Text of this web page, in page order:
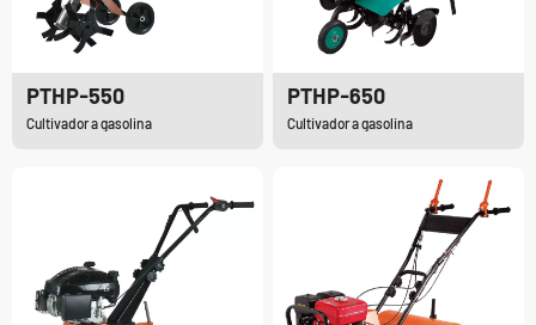
PTHP-550
Cultivador a gasolina
PTHP-650
Cultivador a gasolina